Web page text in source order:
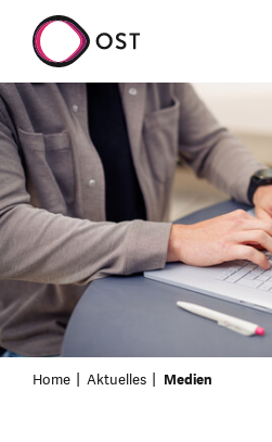
Home Aktuelles Medien